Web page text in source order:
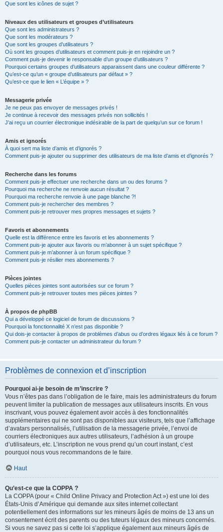
Que sont les icônes de sujet ?
Niveaux des utilisateurs et groupes d’utilisateurs
Que sont les administrateurs ?
Que sont les modérateurs ?
Que sont les groupes d’utilisateurs ?
Où sont les groupes d’utilisateurs et comment puis-je en rejoindre un ?
Comment puis-je devenir le responsable d’un groupe d’utilisateurs ?
Pourquoi certains groupes d’utilisateurs apparaissent dans une couleur différente ?
Qu’est-ce qu’un « groupe d’utilisateurs par défaut » ?
Qu’est-ce que le lien « L’équipe » ?
Messagerie privée
Je ne peux pas envoyer de messages privés !
Je continue à recevoir des messages privés non sollicités !
J’ai reçu un courrier électronique indésirable de la part de quelqu’un sur ce forum !
Amis et ignorés
À quoi sert ma liste d’amis et d’ignorés ?
Comment puis-je ajouter ou supprimer des utilisateurs de ma liste d’amis et d’ignorés ?
Recherche dans les forums
Comment puis-je effectuer une recherche dans un ou des forums ?
Pourquoi ma recherche ne renvoie aucun résultat ?
Pourquoi ma recherche renvoie à une page blanche ?!
Comment puis-je rechercher des membres ?
Comment puis-je retrouver mes propres messages et sujets ?
Favoris et abonnements
Quelle est la différence entre les favoris et les abonnements ?
Comment puis-je ajouter aux favoris ou m’abonner à un sujet spécifique ?
Comment puis-je m’abonner à un forum spécifique ?
Comment puis-je résilier mes abonnements ?
Pièces jointes
Quelles pièces jointes sont autorisées sur ce forum ?
Comment puis-je retrouver toutes mes pièces jointes ?
À propos de phpBB
Qui a développé ce logiciel de forum de discussions ?
Pourquoi la fonctionnalité X n’est pas disponible ?
Qui dois-je contacter à propos de problèmes d’abus ou d’ordres légaux liés à ce forum ?
Comment puis-je contacter un administrateur du forum ?
Problèmes de connexion et d’inscription
Pourquoi ai-je besoin de m’inscrire ?
Vous n’êtes pas dans l’obligation de le faire, mais les administrateurs du forum
peuvent limiter la publication de messages aux utilisateurs inscrits. En vous
inscrivant, vous pouvez également avoir accès à des fonctionnalités
supplémentaires qui ne sont pas disponibles aux visiteurs, tels que l’affichage
d’avatars personnalisés, l’utilisation de la messagerie privée, l’envoi de
courriers électroniques aux autres utilisateurs, l’adhésion à un groupe
d’utilisateurs, etc. L’inscription ne vous prend qu’un court instant, c’est
pourquoi nous vous recommandons de le faire.
Haut
Qu’est-ce que la COPPA ?
La COPPA (pour « Child Online Privacy and Protection Act ») est une loi des
États-Unis d’Amérique qui demande aux sites internet collectant
potentiellement des informations sur les mineurs âgés de moins de 13 ans un
consentement écrit des parents ou des tuteurs légaux des mineurs concernés.
Si vous ne savez pas si cette loi s’applique également aux mineurs âgés de